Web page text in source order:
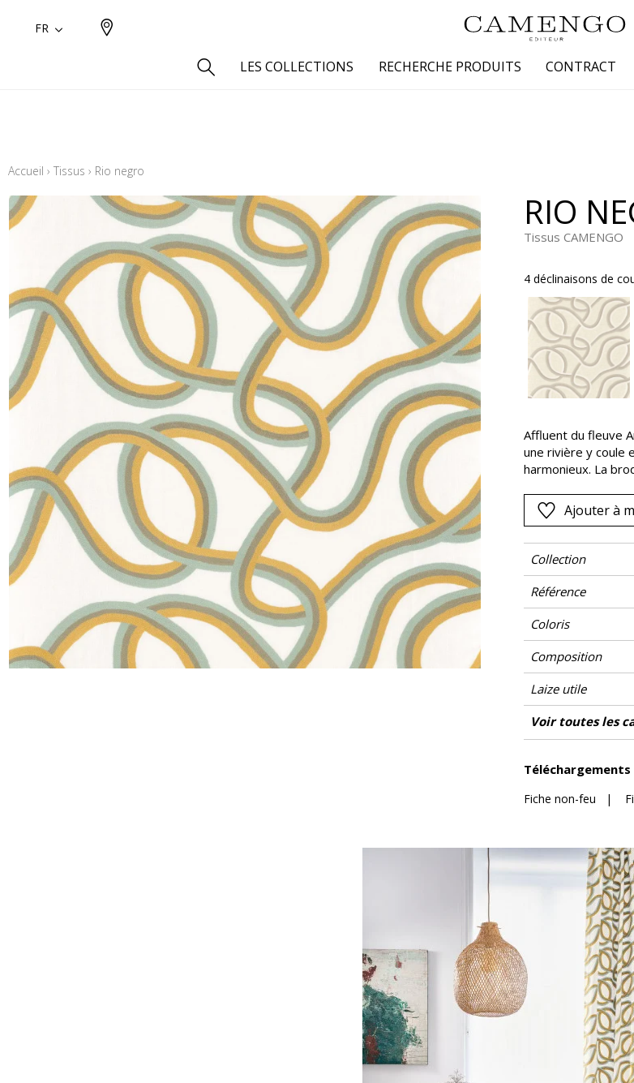
FR
LES COLLECTIONS RECHERCHE PRODUITS
Aspect lin
Aspect soie
Coton
Inspiration fourrure
Laine
Lin
Polyester
Satin
Taffetas
Velours
Petits motifs
CONTRACT
Accueil › Tissus › Rio negro
RIO
Tissus CAMENGO
4 déclinaisons de
Affluent du fleuve
une rivière y coule
harmonieux. La
décoratif d’une
Ajouter à
Collection
Référence
Coloris
Composition
Laize utile
Rétrécissement
Raccord
Sens
Poids g/m²
Performance
Usage
Entretien
Pays d'origine
Rapport
Rapport Vertical
Caractéristiques
Voir toutes les
Téléchargements
Fiche non-feu |